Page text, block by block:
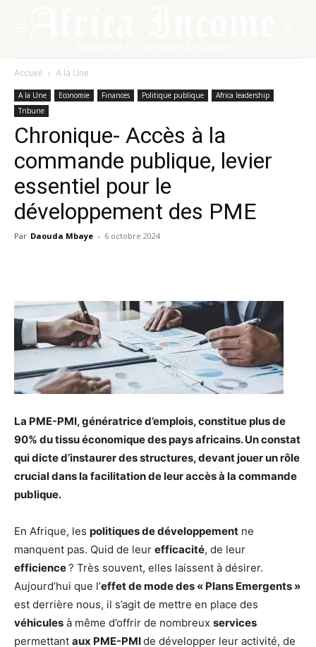
Accueil A la Une
A la Une Economie Finances Politique publique
Africa leadership
Tribune
Chronique- Accès à la
commande publique, levier
essentiel pour le
développement des PME
Par Daouda Mbaye - 6 octobre 2024
La PME-PMI, génératrice d’emplois, constitue plus de
90% du tissu économique des pays africains. Un constat
qui dicte d’instaurer des structures, devant jouer un rôle
crucial dans la facilitation de leur accès à la commande
publique.
En Afrique, les politiques de développement ne
manquent pas. Quid de leur efficacité, de leur
efficience? Très souvent, elles laissent à désirer.
Aujourd’hui que l’effet de mode des « Plans Emergents »
est derrière nous, il s’agit de mettre en place des
véhicules à même d’offrir de nombreux services
permettant aux PME-PMIde développer leur activité, de